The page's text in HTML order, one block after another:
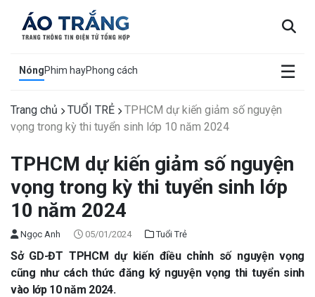
NóngPhim hayPhong cách ☰
×
Trang chủ TUỔI TRẺ
TPHCM dự kiến giảm số nguyện
vọng trong kỳ thi tuyển sinh lớp 10 năm 2024
TPHCM dự kiến giảm số nguyện
vọng trong kỳ thi tuyển sinh lớp
10 năm 2024
Ngọc Anh 05/01/2024 Tuổi Trẻ
Sở GD-ĐT TPHCM dự kiến điều chỉnh số nguyện vọng
cũng như cách thức đăng ký nguyện vọng thi tuyển sinh
vào lớp 10 năm 2024.